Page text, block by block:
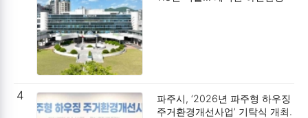
4
파주시, ‘2026년 파주형 하우징
주거환경개선사업’ 기탁식 개최.